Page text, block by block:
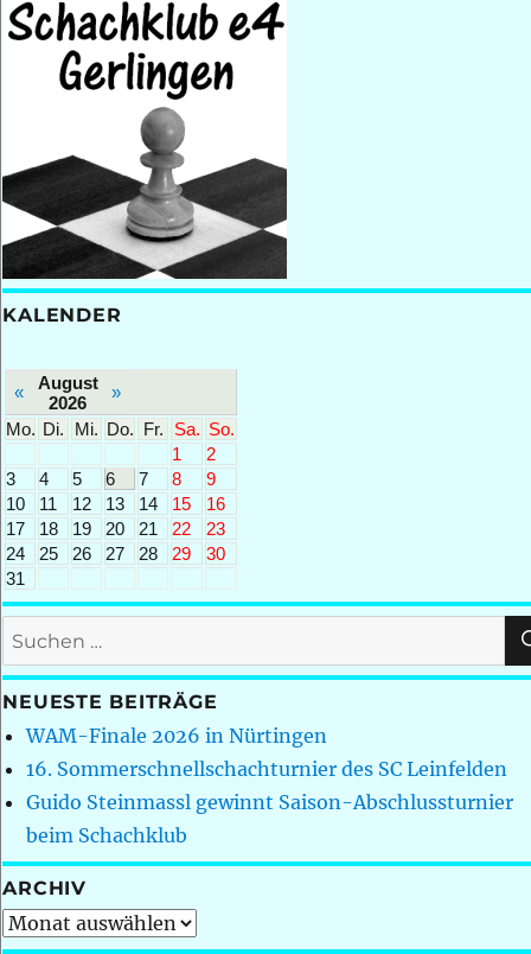
KALENDER
«
August
2026
»
Mo. Di. Mi. Do. Fr. Sa. So.
1
2
3
4 5 6 7 8
9
10
11 12 13 14 15
16
17
18 19 20 21 22
23
24
25 26 27 28 29
30
31
Suchen
nach:
NEUESTE BEITRÄGE
WAM-Finale 2026 in Nürtingen
16. Sommerschnellschachturnier des SC Leinfelden
Guido Steinmassl gewinnt Saison-Abschlussturnier
beim Schachklub
ARCHIV
Archiv